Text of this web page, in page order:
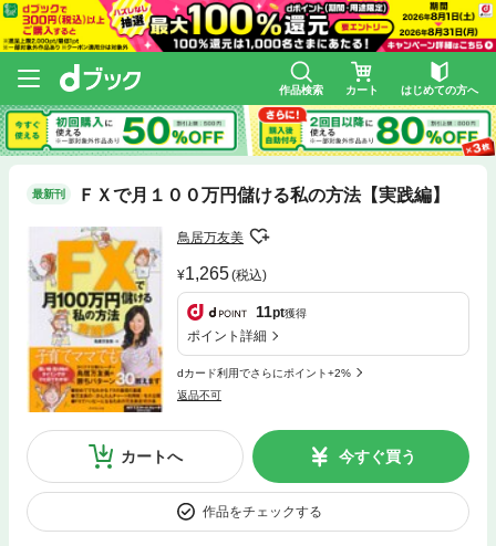
作品検索 カート はじめての方へ
最新刊 ＦＸで月１００万円儲ける私の方法【実践編】
鳥居万友美
1,265(税込)
11pt獲得
ポイント詳細
dカード利用でさらにポイント+2%
返品不可
カートへ 今すぐ買う
作品をチェックする